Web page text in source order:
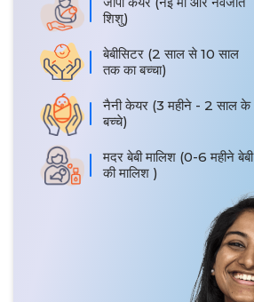
शिशु)
बेबीसिटर (2 साल से 10 साल
तक का बच्चा)
नैनी केयर (3 महीने - 2 साल के
बच्चे)
मदर बेबी मालिश (0-6 महीने बेबी
की मालिश )